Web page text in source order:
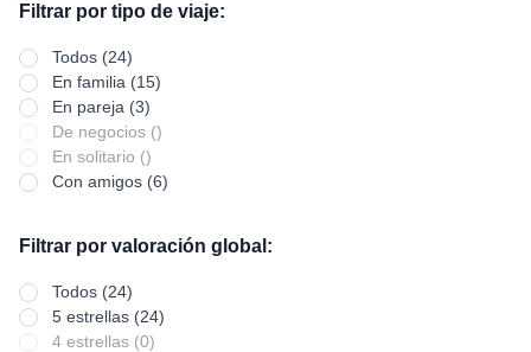
Filtrar por tipo de viaje:
Todos (24)
En familia (15)
En pareja (3)
De negocios ()
En solitario ()
Con amigos (6)
Filtrar por valoración global:
Todos (24)
5 estrellas (24)
4 estrellas (0)